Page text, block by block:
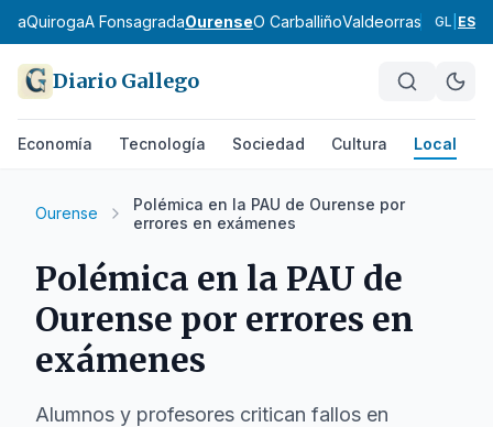
QuirogaA FonsagradaOurenseO CarballiñoValdeorras Verín A
GL ES
Diario Gallego
Economía Tecnología Sociedad Cultura Local
Ourense
Polémica en la PAU de Ourense por
errores en exámenes
Polémica en la PAU de
Ourense por errores en
exámenes
Alumnos y profesores critican fallos en